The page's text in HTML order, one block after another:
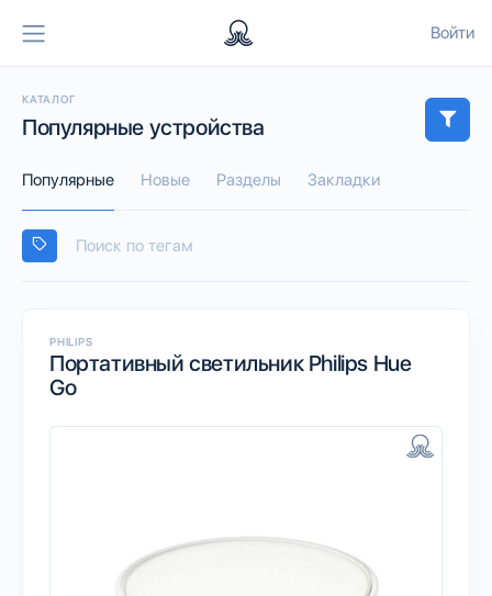
Войти
КАТАЛОГ
Популярные устройства
Популярные Новые Разделы Закладки
PHILIPS
Портативный светильник Philips Hue
Go